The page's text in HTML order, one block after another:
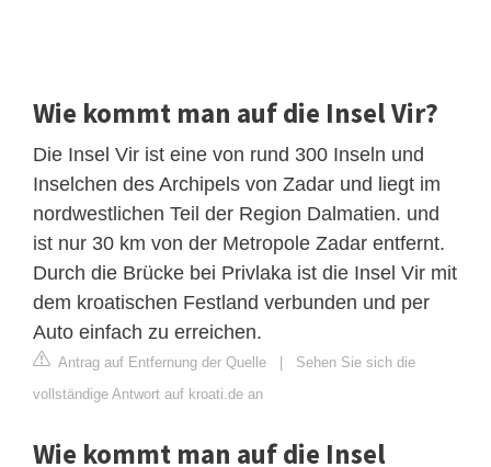
Wie kommt man auf die Insel Vir?
Die Insel Vir ist eine von rund 300 Inseln und
Inselchen des Archipels von Zadar und liegt im
nordwestlichen Teil der Region Dalmatien. und
ist nur 30 km von der Metropole Zadar entfernt.
Durch die Brücke bei Privlaka ist die Insel Vir mit
dem kroatischen Festland verbunden und per
Auto einfach zu erreichen.
Antrag auf Entfernung der Quelle
Sehen Sie sich die
vollständige Antwort auf kroati.de an
Wie kommt man auf die Insel